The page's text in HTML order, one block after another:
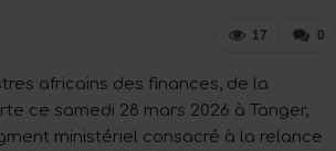
0
17
africains des finances, de la
ce samedi 28 mars 2026 à Tanger,
ministériel consacré à la relance